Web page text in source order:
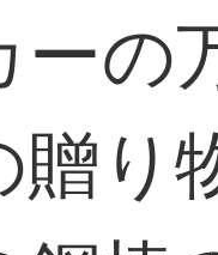
ーの
贈り